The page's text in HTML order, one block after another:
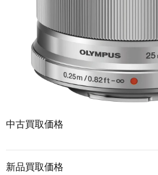
中古買取価格
新品買取価格